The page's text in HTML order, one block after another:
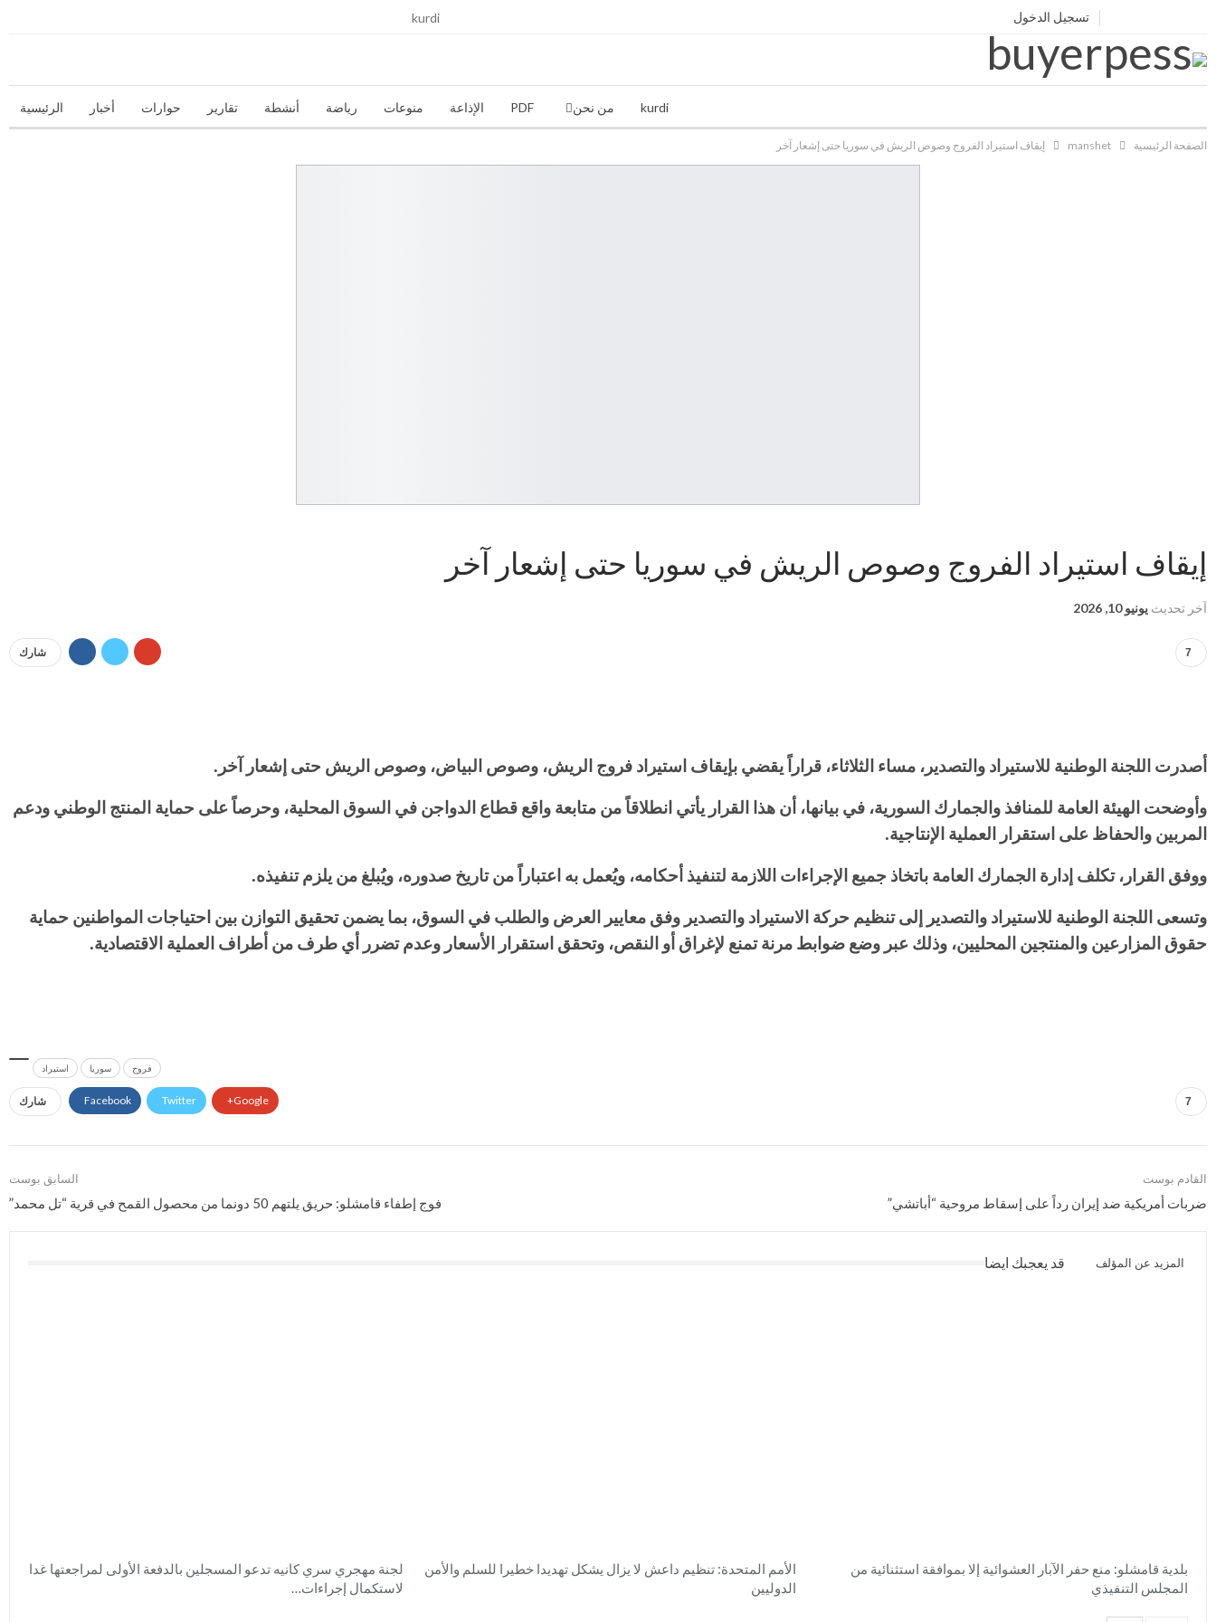
تسجيل الدخول kurdi
الرئيسية أخبار حوارات تقارير أنشطة رياضة منوعات الإذاعة PDF من نحن kurdi
الصفحة الرئيسية manshet ‏إيقاف استيراد الفروج وصوص الريش في سوريا حتى إشعار آخر
‏إيقاف استيراد الفروج وصوص الريش في سوريا حتى إشعار آخر
آخر تحديث يونيو 10, 2026
7 شارك
‏أصدرت اللجنة الوطنية للاستيراد والتصدير، مساء الثلاثاء، قراراً يقضي بإيقاف استيراد فروج الريش، وصوص البياض، وصوص الريش حتى إشعار آخر .
‏وأوضحت الهيئة العامة للمنافذ والجمارك السورية، في بيانها، أن هذا القرار يأتي انطلاقاً من متابعة واقع قطاع الدواجن في السوق المحلية، وحرصاً على حماية المنتج الوطني ودعم
المربين والحفاظ على استقرار العملية الإنتاجية.
‏ووفق القرار، تكلف إدارة الجمارك العامة باتخاذ جميع الإجراءات اللازمة لتنفيذ أحكامه، ويُعمل به اعتباراً من تاريخ صدوره، ويُبلغ من يلزم تنفيذه.
‏وتسعى اللجنة الوطنية للاستيراد والتصدير إلى تنظيم حركة الاستيراد والتصدير وفق معايير العرض والطلب في السوق، بما يضمن تحقيق التوازن بين احتياجات المواطنين حماية
حقوق المزارعين والمنتجين المحليين، وذلك عبر وضع ضوابط مرنة تمنع لإغراق أو النقص، وتحقق استقرار الأسعار وعدم تضرر أي طرف من أطراف العملية الاقتصادية.
استيراد سوريا فروج
7 شارك Facebook Twitter Google+
السابق بوست
فوج إطفاء قامشلو: حريق يلتهم 50 دونما من محصول القمح في قرية “تل محمد”
القادم بوست
ضربات أمريكية ضد إيران رداً على إسقاط مروحية “أباتشي”
قد يعجبك ايضا المزيد عن المؤلف
لجنة مهجري سري كانيه تدعو المسجلين بالدفعة الأولى لمراجعتها غدا
لاستكمال إجراءات…
الأمم المتحدة: تنظيم داعش لا يزال يشكل تهديدا خطيرا للسلم والأمن
الدوليين
بلدية قامشلو: منع حفر الآبار العشوائية إلا بموافقة استثنائية من
المجلس التنفيذي